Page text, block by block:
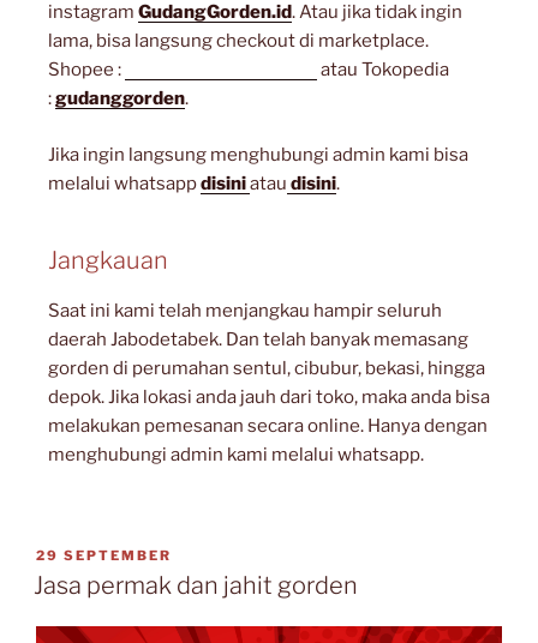
instagram GudangGorden.id. Atau jika tidak ingin
lama, bisa langsung checkout di marketplace.
Shopee :
atau Tokopedia
:gudanggorden.
Jika ingin langsung menghubungi admin kami bisa
melalui whatsappdisiniatau disini.
Jangkauan
Saat ini kami telah menjangkau hampir seluruh
daerah Jabodetabek. Dan telah banyak memasang
gorden di perumahan sentul, cibubur, bekasi, hingga
depok. Jika lokasi anda jauh dari toko, maka anda bisa
melakukan pemesanan secara online. Hanya dengan
menghubungi admin kami melalui whatsapp.
29 SEPTEMBER
Jasa permak dan jahit gorden